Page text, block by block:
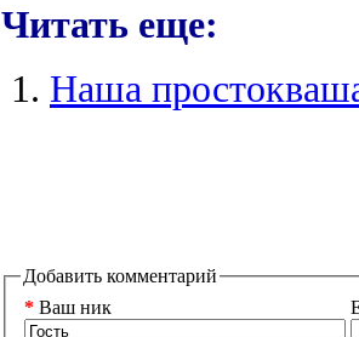
Читать еще:
Наша
Добавить комментарий
* Ваш ник